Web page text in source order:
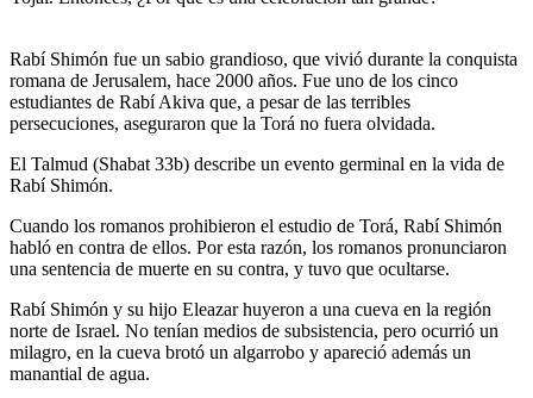
Rabí Shimón fue un sabio grandioso, que vivió durante la conquista
romana de Jerusalem, hace 2000 años. Fue uno de los cinco
estudiantes de Rabí Akiva que, a pesar de las terribles
persecuciones, aseguraron que la Torá no fuera olvidada.
El Talmud (Shabat 33b) describe un evento germinal en la vida de
Rabí Shimón.
Cuando los romanos prohibieron el estudio de Torá, Rabí Shimón
habló en contra de ellos. Por esta razón, los romanos pronunciaron
una sentencia de muerte en su contra, y tuvo que ocultarse.
Rabí Shimón y su hijo Eleazar huyeron a una cueva en la región
norte de Israel. No tenían medios de subsistencia, pero ocurrió un
milagro, en la cueva brotó un algarrobo y apareció además un
manantial de agua.